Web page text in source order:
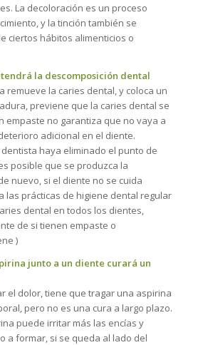
La decoloración es un proceso
y la tinción también se
ciertos hábitos alimenticios o
la descomposición dental
remueve la caries dental, y coloca un
previene que la caries dental se
empaste no garantiza que no vaya a
adicional en el diente.
haya eliminado el punto de
posible que se produzca la
nuevo, si el diente no se cuida
las prácticas de higiene dental regular
dental en todos los dientes,
de si tienen empaste o
)
junto a un diente curará un
el dolor, tiene que tragar una aspirina
pero no es una cura a largo plazo.
puede irritar más las encías y
a formar, si se queda al lado del